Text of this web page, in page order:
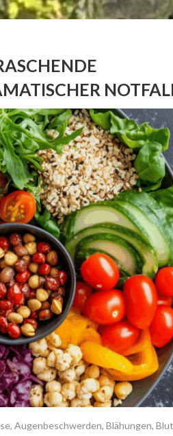
, Augenbeschwerden, Blähungen,